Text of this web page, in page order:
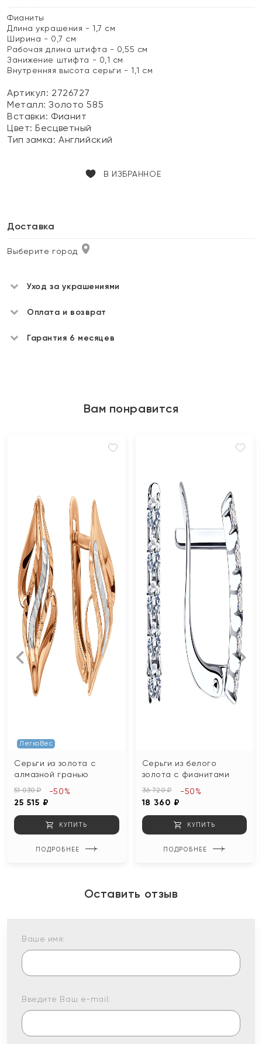
Фианиты
Длина украшения - 1,7 см
Ширина - 0,7 см
Рабочая длина штифта - 0,55 см
Занижение штифта - 0,1 см
Внутренняя высота серьги - 1,1 см
Артикул: 2726727
Металл:Золото 585
Вставки: Фианит
Цвет:Бесцветный
Тип замка:Английский
В ИЗБРАННОЕ
Доставка
Выберите город
Уход за украшениями
Оплата и возврат
Гарантия 6 месяцев
Вам понравится
ЛегкоВес
Серьги из золота с
алмазной гранью
51 030 ₽
25 515 ₽
-50%
КУПИТЬ
ПОДРОБНЕЕ
Серьги из белого
золота с фианитами
36 720 ₽
18 360 ₽
-50%
КУПИТЬ
ПОДРОБНЕЕ
Оставить отзыв
Ваше имя:
Введите Ваш e-mail: